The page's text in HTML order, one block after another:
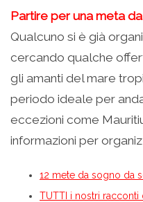
Partire per una meta
Qualcuno si è già
cercando qualche
gli amanti del mare
periodo ideale per
eccezioni come
informazioni per
12 mete da sogno da
TUTTI i nostri